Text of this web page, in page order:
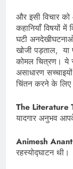
और इसी विचार
कहानियाँ विषयों
घटी
खोजी पड़ताल, या
कोमल चित्रण। ये
असाधारण
चिंतन करने के लिए
The Literature
यादगार अनुभव
Animesh
रहस्योद्घाटन थी।